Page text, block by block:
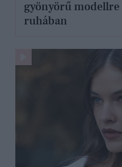
gyönyörű modellre
ruhában